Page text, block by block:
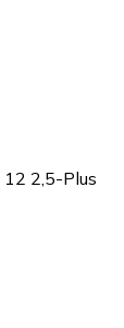
12 2,5-Plus